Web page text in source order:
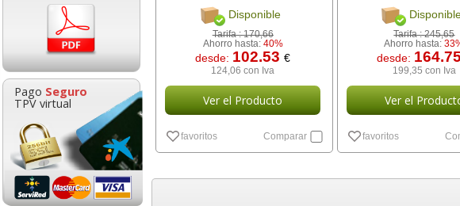
Pago Seguro
TPV virtual
Disponible
Tarifa :170,66
Ahorro hasta: 40%
desde: 102.53€
124,06 con Iva
Ver el Producto
favoritos Comparar
Tarifa :245,65
Ahorro hasta:
desde: 164.75
199,35 con Iva
Ver el
favoritos
Taladrador de papel Q-
connect 10 Hojas Azul
KF02153 - 31635
desde:
3,61 con Iva
magnética Din A3,
doble folio, 30x42 cms
8,28 con Iva
Goma de borrar
moldeable maleable
para carboncillo o
HP 304 302 Color,